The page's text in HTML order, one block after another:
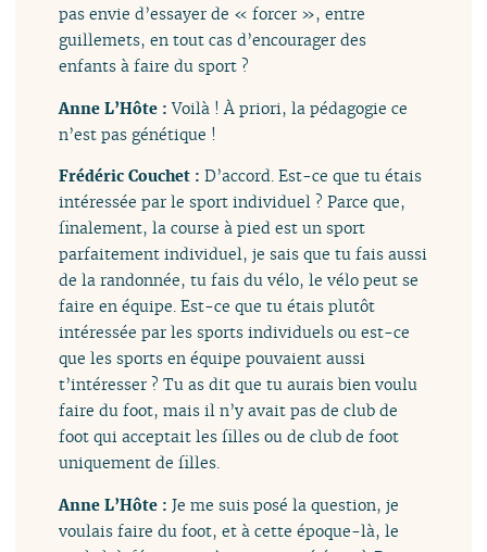
pas envie d’essayer de « forcer », entre
guillemets, en tout cas d’encourager des
enfants à faire du sport ?
Anne L’Hôte :Voilà ! À priori, la pédagogie ce
n’est pas génétique !
Frédéric Couchet :D’accord. Est-ce que tu étais
intéressée par le sport individuel ? Parce que,
finalement, la course à pied est un sport
parfaitement individuel, je sais que tu fais aussi
de la randonnée, tu fais du vélo, le vélo peut se
faire en équipe. Est-ce que tu étais plutôt
intéressée par les sports individuels ou est-ce
que les sports en équipe pouvaient aussi
t’intéresser ? Tu as dit que tu aurais bien voulu
faire du foot, mais il n’y avait pas de club de
foot qui acceptait les filles ou de club de foot
uniquement de filles.
Anne L’Hôte :Je me suis posé la question, je
voulais faire du foot, et à cette époque-là, le